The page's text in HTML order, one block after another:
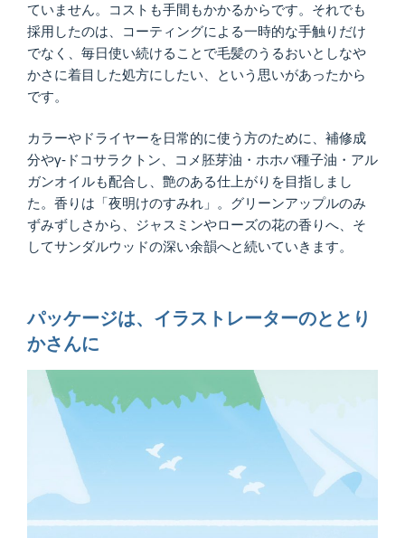
ていません。コストも手間もかかるからです。それでも
採用したのは、コーティングによる一時的な手触りだけ
でなく、毎日使い続けることで毛髪のうるおいとしなや
かさに着目した処方にしたい、という思いがあったから
です。
カラーやドライヤーを日常的に使う方のために、補修成
分やγ-ドコサラクトン、コメ胚芽油・ホホバ種子油・アル
ガンオイルも配合し、艶のある仕上がりを目指しまし
た。香りは「夜明けのすみれ」。グリーンアップルのみ
ずみずしさから、ジャスミンやローズの花の香りへ、そ
してサンダルウッドの深い余韻へと続いていきます。
パッケージは、イラストレーターのととり
かさんに